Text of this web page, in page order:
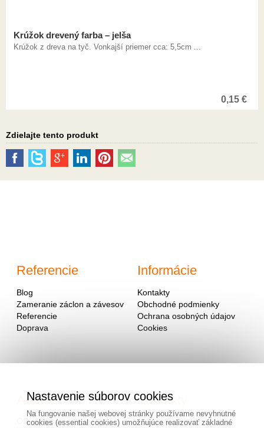
Krúžok drevený farba – jelša
Krúžok z dreva na tyč. Vonkajší priemer cca: 5,5cm ...
0,15 €
Zdielajte tento produkt
Referencie
Blog
Zameranie záclon a závesov
Referencie
Doprava
Informácie
Kontakty
Obchodné podmienky
Ochrana osobných údajov
Cookies
Adresa
OD - Mladosť
Kontakty
Nastavenie súborov cookies
Na fungovanie našej webovej stránky používame nevyhnutné
cookies (essential cookies) umožňujúce realizovať základné